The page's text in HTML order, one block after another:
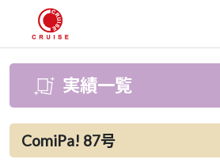
実績一覧
ComiPa! 87号